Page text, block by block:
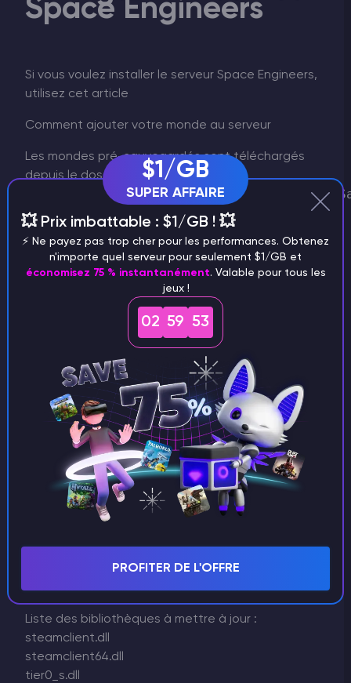
Space Engineers
Si vous voulez installer le serveur Space Engineers,
utilisez cet article
Comment ajouter votre monde au serveur
Les mondes pré-sauvegardés sont téléchargés
depuis le dossier
dans votre répertoire personnel (par exemple
C:\Users\John.Doe
ProgramData\SpaceEngineersDedicated'' sur le
système racine.
Pour pouvoir jouer à un monde local que vous avez
précédemment créé et sauvegardé sur un
serveur dédié, copiez-le du répertoire de
sauvegarde du jeu
AppData\Roaming\SpaceEngineers\Saves
dans le dossier correspondant sur le Godlike
serveur
Erreur lors de l'installation des mods
Si vous obtenez l'erreur "k_EResultFail" lors de
l'installation de mods
vous devez probablement mettre à jour les
bibliothèques sur le serveur. Vous pouvez les
ordinateur dans le dossierC:\Program Files
dossier
Liste des bibliothèques à mettre à jour :
steamclient.dll
steamclient64.dll
tier0_s.dll
$1/GB
SUPER AFFAIRE
💥 Prix imbattable : $1/GB ! 💥
⚡️ Ne payez pas trop cher pour les performances. Obtenez
n'importe quel serveur pour seulement $1/GB et
économisez 75 % instantanément. Valable pour tous les
jeux !
02 59 52
PROFITER DE L'OFFRE